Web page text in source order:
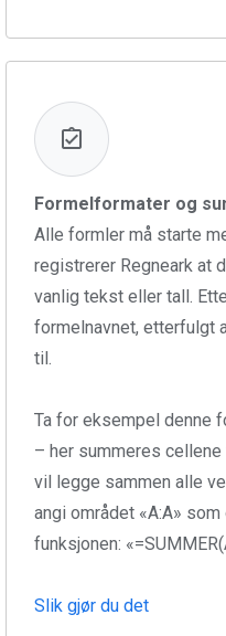
Formelformater og
Alle formler må starte
registrerer Regneark at
vanlig tekst eller tall.
formelnavnet, etterfulgt
til.
Ta for eksempel denne
– her summeres
vil legge sammen alle
angi området «A:A»
funksjonen:
Slik gjør du det